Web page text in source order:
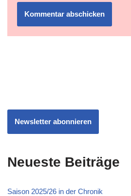
Newsletter abonnieren
Neueste Beiträge
Saison 2025/26 in der Chronik